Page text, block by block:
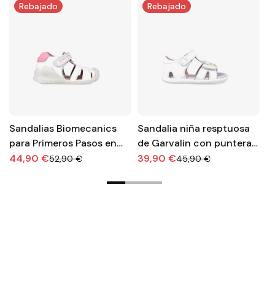
Rebajado
Sandalias Biomecanics
para Primeros Pasos en
color blanco
44,90 €52,90 €
Rebajado
Sandalia niña resptuosa
de Garvalin con puntera
descubierta
39,90 €45,90 €